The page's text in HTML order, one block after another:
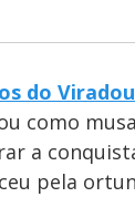
do
como
a
pela